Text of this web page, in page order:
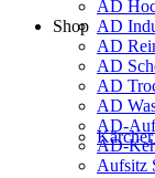
Shop
AD
AD
AD
AD
AD
AD
AD-
AD-
Aufsitz